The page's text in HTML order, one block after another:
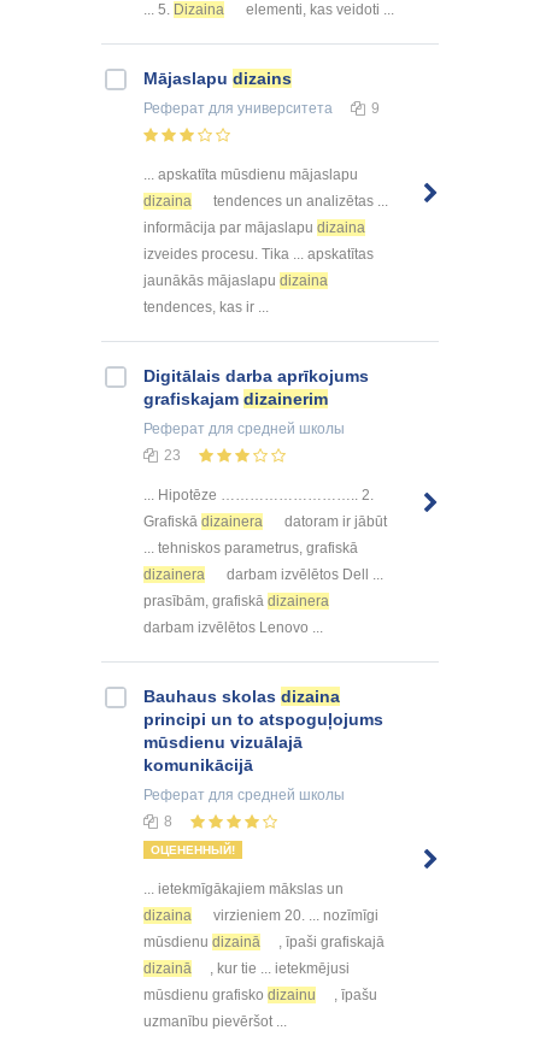
... 5. Dizaina elementi, kas veidoti ...
Mājaslapu dizains
Реферат для университета 9
... apskatīta mūsdienu mājaslapu
dizaina
tendences un analizētas ...
informācija par mājaslapu dizaina
izveides procesu. Tika ... apskatītas
jaunākās mājaslapu dizaina
tendences, kas ir ...
Digitālais darba aprīkojums
grafiskajam dizainerim
Реферат для средней школы
23
... Hipotēze ……………………….. 2.
Grafiskā dizainera
datoram ir jābūt
... tehniskos parametrus, grafiskā
dizainera
darbam izvēlētos Dell ...
prasībām, grafiskā dizainera
darbam izvēlētos Lenovo ...
Bauhaus skolas dizaina
principi un to atspoguļojums
mūsdienu vizuālajā
komunikācijā
Реферат для средней школы
8
ОЦЕНЕННЫЙ!
... ietekmīgākajiem mākslas un
dizaina
virzieniem 20. ... nozīmīgi
mūsdienu dizainā
, īpaši grafiskajā
dizainā
, kur tie ... ietekmējusi
mūsdienu grafisko dizainu
, īpašu
uzmanību pievēršot ...